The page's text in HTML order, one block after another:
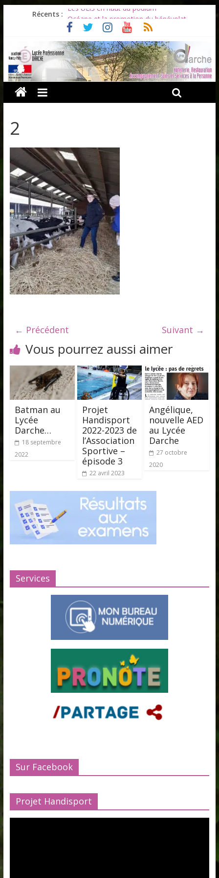
Récents : Les ULiS en haut du podium
Océane et la promotion du bénévolat
Bonnes vacances à tous !
Infos rentrée septembre 2026
Soirée d’adieux au Lycée Darche
2
← Précédent Suivant →
Vous pourrez aussi aimer
Batman au
Lycée
Darche…
18 septembre
2022
Projet
Handisport
2022-2023 de
l’Association
Sportive –
épisode 3
22 avril 2023
Angélique,
nouvelle AED
au Lycée
Darche
27 octobre
2020
Services
Sur Facebook
Projet Handisport